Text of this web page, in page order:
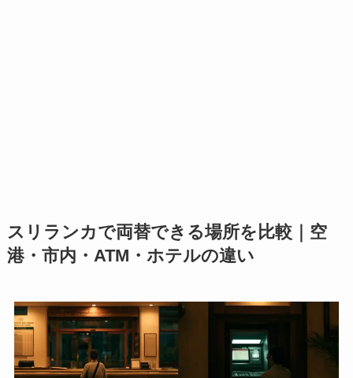
スリランカで両替できる場所を比較｜空
港・市内・ATM・ホテルの違い